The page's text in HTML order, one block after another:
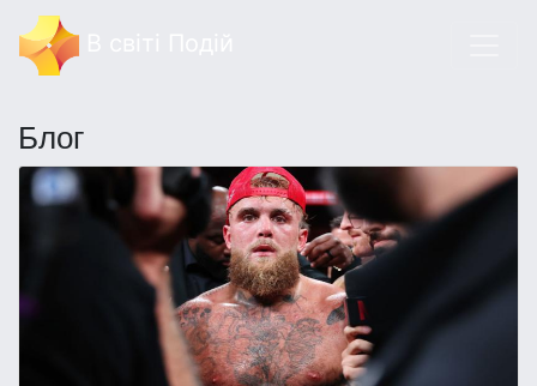
Блог